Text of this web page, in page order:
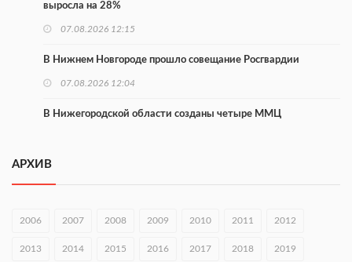
выросла на 28%
07.08.2026 12:15
В Нижнем Новгороде прошло совещание Росгвардии
07.08.2026 12:04
В Нижегородской области созданы четыре ММЦ
Кратковременные перерывы вещания телерадиопрограмм
ожидаются в Нижнем Новгороде до 16 августа в связи с
АРХИВ
2006 2007 2008 2009 2010 2011 2012
2013 2014 2015 2016 2017 2018 2019